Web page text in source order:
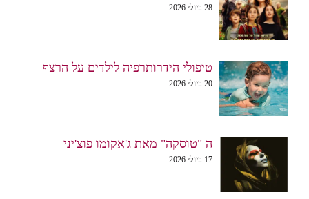
28 ביולי 2026
טיפולי הידרותרפיה לילדים על הרצף
20 ביולי 2026
ה "טוסקה" מאת ג'אקומו פוצ'יני